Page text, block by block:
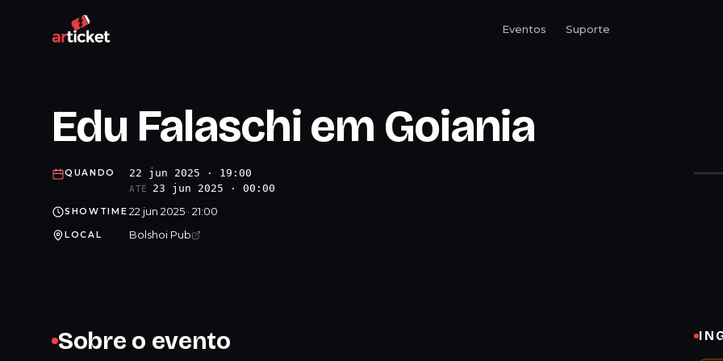
Eventos Suporte
Edu Falaschi em Goiania
QUANDO 22 jun 2025 · 19:00
ATÉ 23 jun 2025 · 00:00
SHOWTIME 22 jun 2025 · 21:00
LOCAL Bolshoi Pub
Sobre o evento